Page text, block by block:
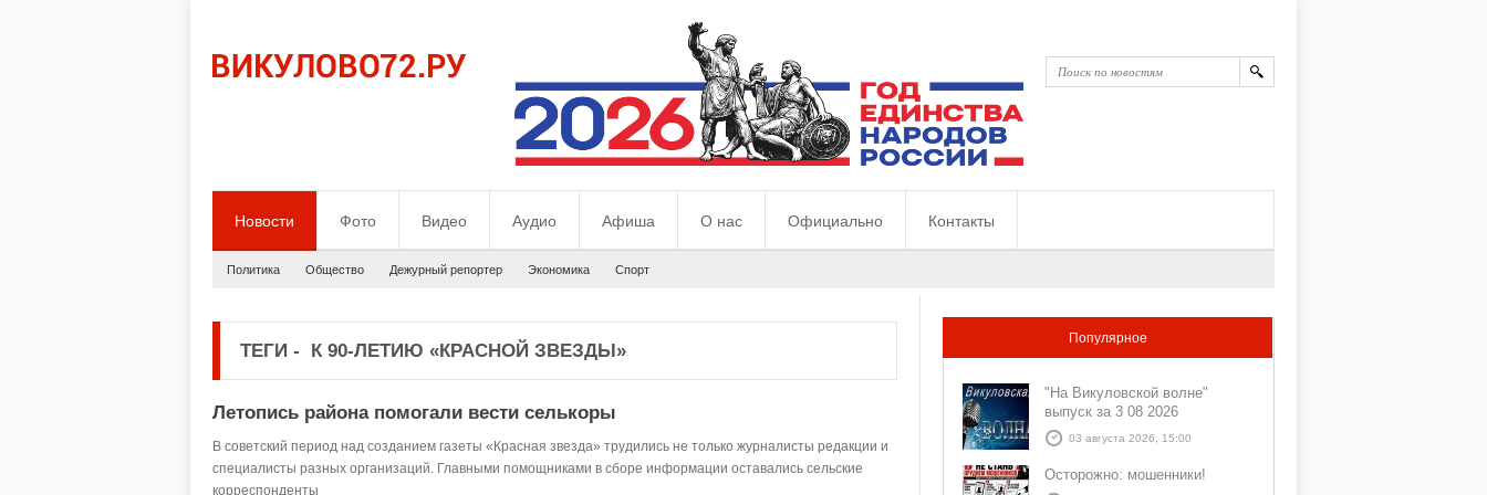
Новости Фото Видео Аудио Афиша О нас Официально Контакты
Политика Общество Дежурный репортер Экономика Спорт
ТЕГИ - К 90-ЛЕТИЮ «КРАСНОЙ ЗВЕЗДЫ»
Летопись района помогали вести селькоры
В советский период над созданием газеты «Красная звезда» трудились не только журналисты редакции и
специалисты разных организаций. Главными помощниками в сборе информации оставались сельские
корреспонденты
Популярное
"На Викуловской волне"
выпуск за 3 08 2026
03 августа 2026, 15:00
Осторожно: мошенники!